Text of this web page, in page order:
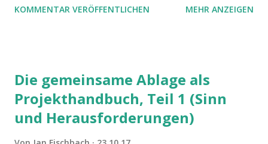
KOMMENTAR VERÖFFENTLICHEN MEHR ANZEIGEN
Die gemeinsame Ablage als
Projekthandbuch, Teil 1 (Sinn
und Herausforderungen)